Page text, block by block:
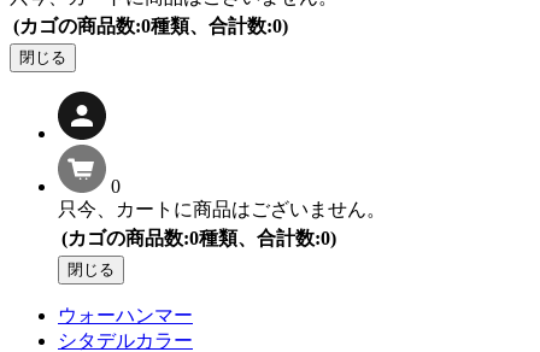
(カゴの商品数:0種類、合計数:0)
閉じる
0
只今、カートに商品はございません。
(カゴの商品数:0種類、合計数:0)
閉じる
ウォーハンマー
シタデルカラー